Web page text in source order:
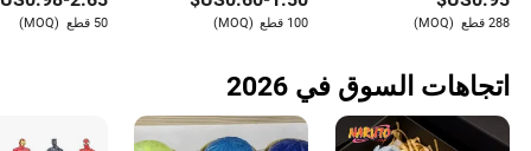
نيدوه ألعاب قابلة للضغط
لعبة ترويجية
288 قطع (MOQ)
والتعب لعبة حسية مضادة
100 قطع (MOQ) 50 قطع (MOQ)
اتجاهات السوق في 2026